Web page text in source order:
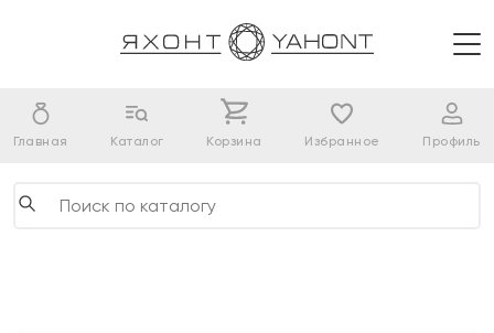
Главная Каталог Корзина Избранное Профиль